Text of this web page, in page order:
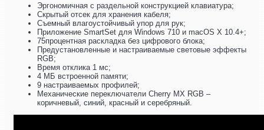
Эргономичная с раздельной конструкцией клавиатура;
Скрытый отсек для хранения кабеля;
Съемный влагоустойчивый упор для рук;
Приложение SmartSet для Windows 710 и macOS X 10.4+;
75процентная раскладка без цифрового блока;
Предустановленные и настраиваемые световые эффекты
RGB;
Время отклика 1 мс;
4 МБ встроенной памяти;
9 настраиваемых профилей;
Механические переключатели Cherry MX RGB –
коричневый, синий, красный и серебряный.